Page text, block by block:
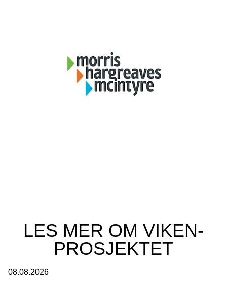
LES MER OM VIKEN-
PROSJEKTET
08.08.2026